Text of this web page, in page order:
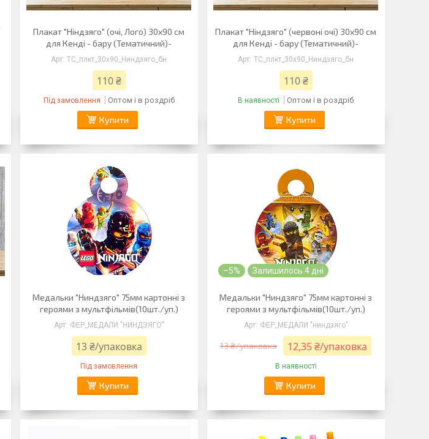
Плакат "Ніндзяго" (очі, Лого) 30х90 см
для Кенді - бару (Тематичний)-
ТС_плкт_30х90_Ниндзяго_бн
110 ₴
Під замовлення Оптом і в роздріб
Купити
Плакат "Ніндзяго" (червоні очі) 30х90 см
для Кенді - бару (Тематичний)-
ТС_плкт_30х90_Ниндзяго_бн
110 ₴
В наявності Оптом і в роздріб
Купити
Медальки "Ниндзяго" 75мм картонні з
героями з мультфільмів(10шт./уп.)
ФЕР_МЕДАЛИ "НИНДЗЯГО"
13 ₴/упаковка
Під замовлення
Купити
–5% Залишилось 4 дні
Медальки "Ниндзяго" 75мм картонні з
героями з мультфільмів(10шт./уп.)
ФЕР_МЕДАЛИ "ниндзяго"
13 ₴/упаковка 12,35 ₴/упаковка
В наявності
Купити